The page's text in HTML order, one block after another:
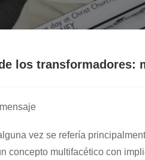
los transformadores:
vez se refería
concepto multifacético con